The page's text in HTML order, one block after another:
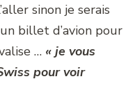
sinon je serais
billet d’avion pour
… « je vous
pour voir